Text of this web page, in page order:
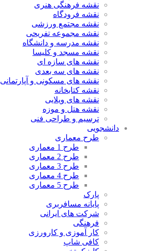
نقشه فرهنگی هنری
نقشه فرودگاه
نقشه مجتمع ورزشی
نقشه مجموعه تفریحی
نقشه مدرسه و دانشگاه
نقشه مسجد و کلیسا
نقشه های سازه ای
نقشه های سه بعدی
نقشه های مسکونی و آپارتمانی
نقشه کتابخانه
نقشه های ویلایی
نقشه هتل و موزه
ترسیم و طراحی فنی
دانشجویی
طرح معماری
طرح 1 معماری
طرح 2 معماری
طرح 3 معماری
طرح 4 معماری
طرح 5 معماری
پارک
پایانه مسافربری
شرکت های ایرانی
فرهنگی
کار آموزی و کارورزی
کافی شاپ